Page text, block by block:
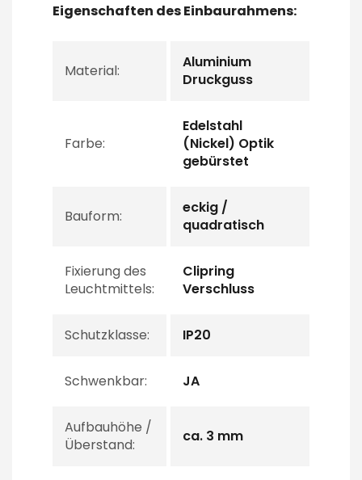
Eigenschaften des Einbaurahmens:
Material:
Aluminium
Druckguss
Farbe:
Edelstahl
(Nickel) Optik
gebürstet
Bauform:
eckig /
quadratisch
Fixierung des
Leuchtmittels:
Clipring
Verschluss
Schutzklasse: IP20
Schwenkbar: JA
Aufbauhöhe /
Überstand:
ca. 3 mm